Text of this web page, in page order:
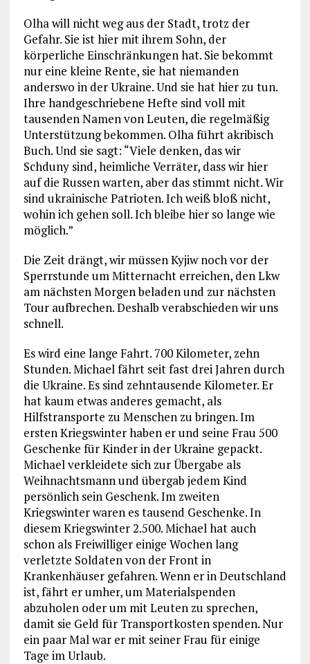
Olha will nicht weg aus der Stadt, trotz der
Gefahr. Sie ist hier mit ihrem Sohn, der
körperliche Einschränkungen hat. Sie bekommt
nur eine kleine Rente, sie hat niemanden
anderswo in der Ukraine. Und sie hat hier zu tun.
Ihre handgeschriebene Hefte sind voll mit
tausenden Namen von Leuten, die regelmäßig
Unterstützung bekommen. Olha führt akribisch
Buch. Und sie sagt: “Viele denken, das wir
Schduny sind, heimliche Verräter, dass wir hier
auf die Russen warten, aber das stimmt nicht. Wir
sind ukrainische Patrioten. Ich weiß bloß nicht,
wohin ich gehen soll. Ich bleibe hier so lange wie
möglich.”
Die Zeit drängt, wir müssen Kyjiw noch vor der
Sperrstunde um Mitternacht erreichen, den Lkw
am nächsten Morgen beladen und zur nächsten
Tour aufbrechen. Deshalb verabschieden wir uns
schnell.
Es wird eine lange Fahrt. 700 Kilometer, zehn
Stunden. Michael fährt seit fast drei Jahren durch
die Ukraine. Es sind zehntausende Kilometer. Er
hat kaum etwas anderes gemacht, als
Hilfstransporte zu Menschen zu bringen. Im
ersten Kriegswinter haben er und seine Frau 500
Geschenke für Kinder in der Ukraine gepackt.
Michael verkleidete sich zur Übergabe als
Weihnachtsmann und übergab jedem Kind
persönlich sein Geschenk. Im zweiten
Kriegswinter waren es tausend Geschenke. In
diesem Kriegswinter 2.500. Michael hat auch
schon als Freiwilliger einige Wochen lang
verletzte Soldaten von der Front in
Krankenhäuser gefahren. Wenn er in Deutschland
ist, fährt er umher, um Materialspenden
abzuholen oder um mit Leuten zu sprechen,
damit sie Geld für Transportkosten spenden. Nur
ein paar Mal war er mit seiner Frau für einige
Tage im Urlaub.